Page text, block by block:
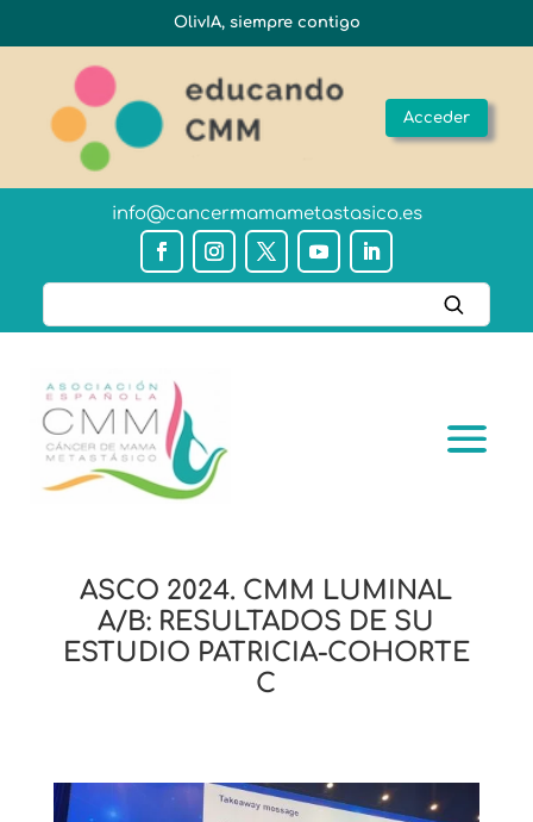
OlivIA, siempre contigo
Acceder
info@cancermamametastasico.es
ASCO 2024. CMM LUMINAL
A/B: RESULTADOS DE SU
ESTUDIO PATRICIA-COHORTE
C